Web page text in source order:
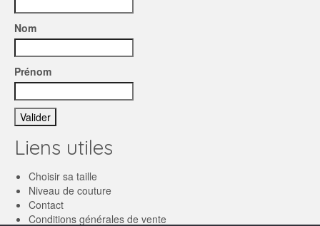
Nom
Prénom
Liens utiles
Choisir sa taille
Niveau de couture
Contact
Conditions générales de vente